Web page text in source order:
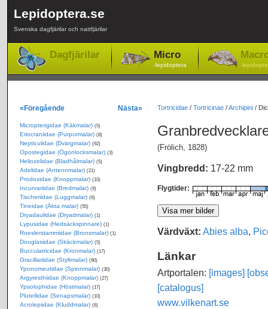
Lepidoptera.se
Svenska dagfjärilar och nattfjärilar
Dagfjärilar Micro
-lepidoptera -
Tortricidae/ Tortricinae/Archipini/
(Frölich, 1828)
Vingbredd: 17-22 mm
Flygtider:
Värdväxt: Abies alba,
Länkar
Artportalen: [images]
[catalogus]
www.vilkenart.se
«Föregående Nästa»
Micropterigidae (Käkmalar) (5)
Eriocraniidae (Purpurmalar) (8)
Nepticulidae (Dvärgmalar) (92)
Opostegidae (Ögonlocksmalar) (3)
Heliozelidae (Bladhålmalar) (5)
Adelidae (Antennmalar) (21)
Prodoxidae (Knoppmalar) (10)
Incurvariidae (Bredmalar) (9)
Tischeriidae (Luggmalar) (6)
Tineidae (Äkta malar) (55)
Dryadaulidae (Dryadmalar) (1)
Lypusidae (Hedsäckspinnare) (1)
Roeslerstammiidae (Bronsmalar) (1)
Douglasiidae (Skäckmalar) (5)
Bucculatricidae (Kronmalar) (17)
Gracillariidae (Styltmalar) (90)
Yponomeutidae (Spinnmalar) (30)
Argyresthiidae (Knoppmalar) (27)
Ypsolophidae (Höstmalar) (17)
Plutellidae (Senapsmalar) (10)
Acrolepiidae (Kluddmalar) (6)